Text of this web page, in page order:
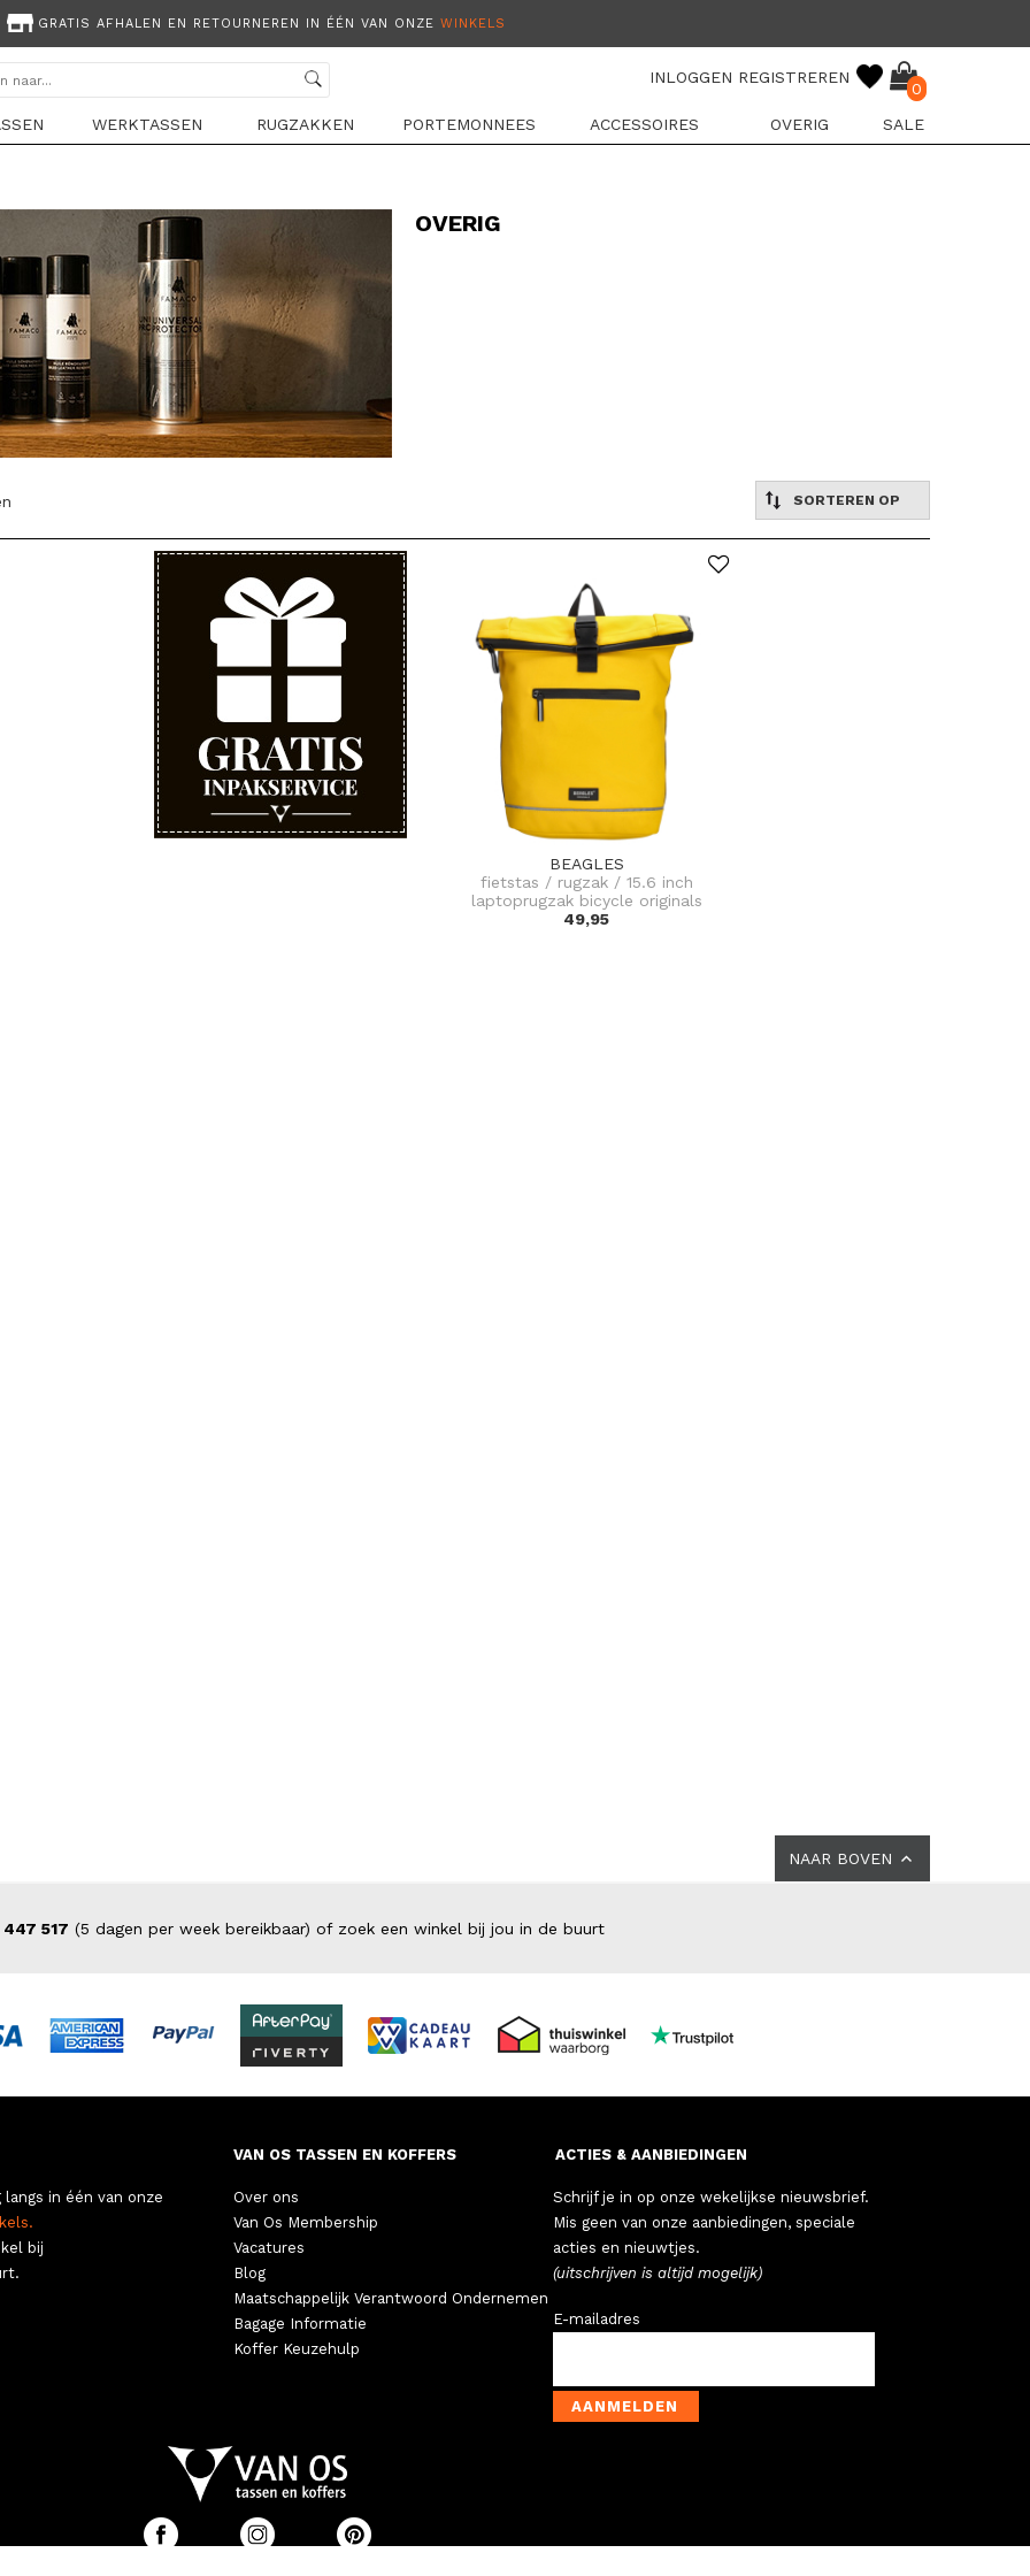
GRATIS AFHALEN EN RETOURNEREN IN ÉÉN VAN ONZE WINKELS
INLOGGEN REGISTREREN
0
WERKTASSEN RUGZAKKEN PORTEMONNEES ACCESSOIRES OVERIG SALE
OVERIG
SORTEREN OP
BEAGLES
fietstas / rugzak / 15.6 inch
laptoprugzak bicycle originals
49,95
NAAR BOVEN
517 (5 dagen per week bereikbaar) of zoek een winkel bij jou in de buurt
langs in één van onze
bij
VAN OS TASSEN EN KOFFERS
Over ons
Van Os Membership
Vacatures
Blog
Maatschappelijk Verantwoord Ondernemen
Bagage Informatie
Koffer Keuzehulp
ACTIES & AANBIEDINGEN
Schrijf je in op onze wekelijkse nieuwsbrief.
Mis geen van onze aanbiedingen, speciale
acties en nieuwtjes.
(uitschrijven is altijd mogelijk)
E-mailadres
AANMELDEN